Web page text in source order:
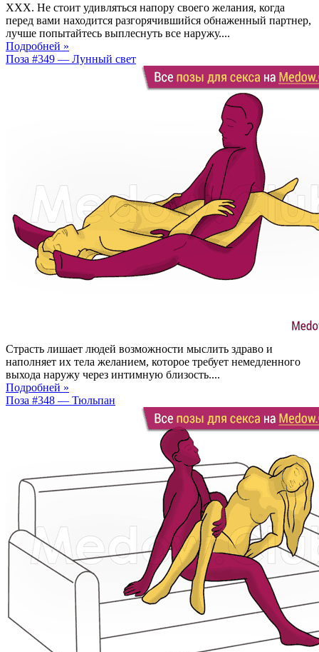
XXX. Не стоит удивляться напору своего желания, когда
перед вами находится разгорячившийся обнаженный партнер,
лучше попытайтесь выплеснуть все наружу....
Подробней »
Поза #349 — Лунный свет
Страсть лишает людей возможности мыслить здраво и
наполняет их тела желанием, которое требует немедленного
выхода наружу через интимную близость....
Подробней »
Поза #348 — Тюльпан